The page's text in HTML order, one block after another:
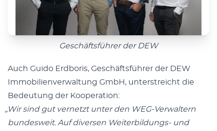
Geschäfts­füh­rer der DEW
Auch Gui­do Erd­bo­ris, Geschäfts­füh­rer der DEW
Immo­bi­li­en­ver­wal­tung GmbH, unter­streicht die
Bedeu­tung der Kooperation:
„Wir sind gut ver­netzt unter den WEG-Ver­wal­tern
bun­des­weit. Auf diver­sen Wei­ter­bil­dungs- und